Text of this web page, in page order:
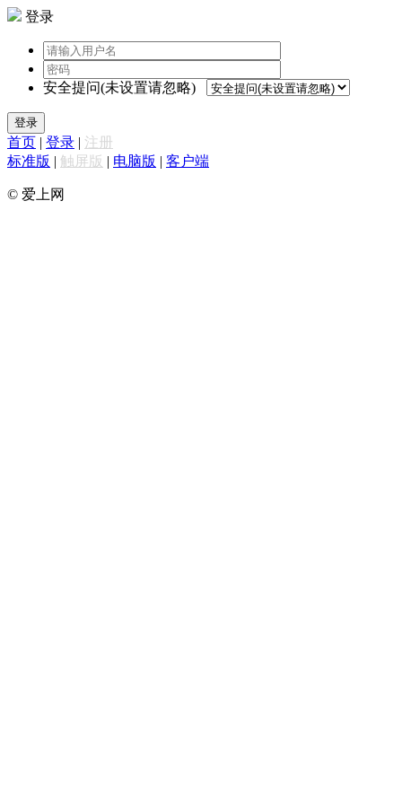
登录
安全提问(未设置请忽略)
登录
首页 | 登录 | 注册
标准版 | 触屏版 | 电脑版 | 客户端
© 爱上网